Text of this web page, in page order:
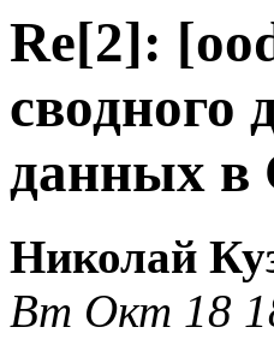
Re[2]:
сводного
данных в
Николай
Вт Окт 18